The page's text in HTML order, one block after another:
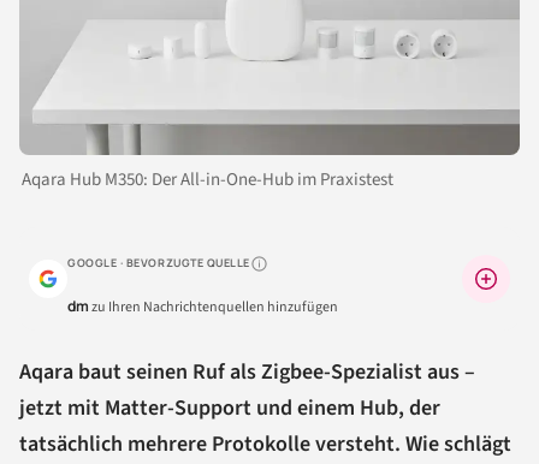
Aqara Hub M350: Der All-in-One-Hub im Praxistest
GOOGLE · BEVORZUGTE QUELLEWarum lohnt sich das?
dmzu Ihren Nachrichtenquellen hinzufügen
Aqara baut seinen Ruf als Zigbee-Spezialist aus –
jetzt mit Matter-Support und einem Hub, der
tatsächlich mehrere Protokolle versteht. Wie schlägt